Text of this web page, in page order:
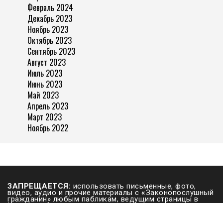
Февраль 2024
Декабрь 2023
Ноябрь 2023
Октябрь 2023
Сентябрь 2023
Август 2023
Июль 2023
Июнь 2023
Май 2023
Апрель 2023
Март 2023
Ноябрь 2022
ЗАПРЕЩАЕТСЯ: использовать письменные, фото,
видео, аудио и прочие материалы с «Законопослушный
гражданин» любым пабликам, ведущим страницы в